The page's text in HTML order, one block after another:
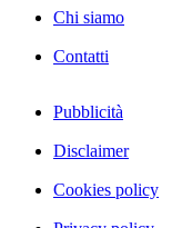
Chi siamo
Contatti
Pubblicità
Disclaimer
Cookies policy